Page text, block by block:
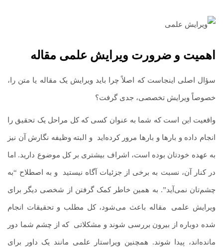
اهمیت و ضرورت ویرایش علمی مقاله
سؤال اصلی اینجاست که اصلاً چرا باید ویرایش یک مقاله یا متن را،
خصوصاً ویرایش تخصصی، جدی گرفت؟
واقعیت این است که شما به عنوان کسی که کل مراحل یک تحقیق را
انجام داده و بارها و بارها مرور کرده‌اید و البته وظیفه نگارش آن نیز
به عهده خودتان بوده است، اشراف بیشتری بر کل موضوع دارید. اما
در کنار آن، نسبت به برخی از جزئیات آگاه نیستید و به اصطلاح “به
چشم‌تان نمی‌آید”. به همین خاطر کمک گرفتن از شخصی دیگر برای
ویرایش علمی مقاله باعث می‌شود، کل مطلب و تحقیقات انجام
شده دوباره از بیرون بررسی شوند و مشکلاتی که از چشم شما دور
مانده‌اند، پیدا شوند. همچنین ویراستار علمی مانند یک داور برای